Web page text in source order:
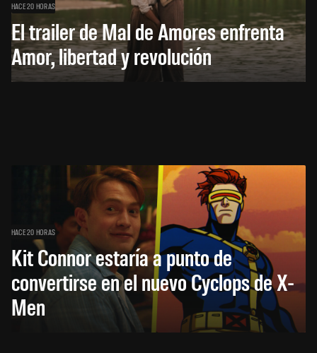
HACE 20 HORAS
El trailer de Mal de Amores enfrenta
Amor, libertad y revolución
HACE 20 HORAS
Kit Connor estaría a punto de
convertirse en el nuevo Cyclops de X-
Men